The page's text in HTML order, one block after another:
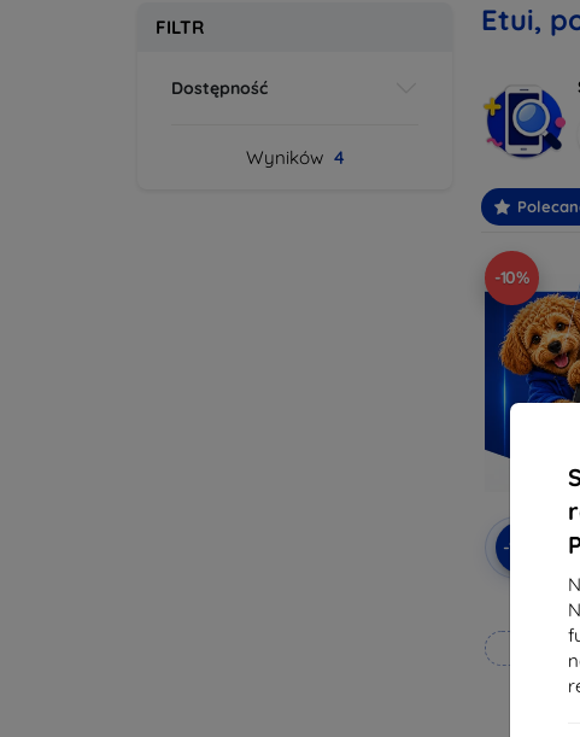
FILTR
Dostępność
Wyników 4
Etui,
-10%
-10%
3mk